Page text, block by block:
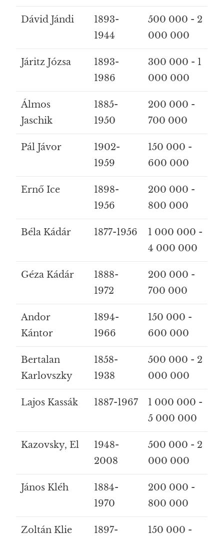
Dávid Jándi
1893-
1944
500 000 - 2
000 000
Járitz Józsa
1893-
1986
300 000 - 1
000 000
Álmos
Jaschik
1885-
1950
200 000 -
700 000
Pál Jávor
1902-
1959
150 000 -
600 000
Ernő Ice
1898-
1956
200 000 -
800 000
Béla Kádár 1877-1956
1 000 000 -
4 000 000
Géza Kádár
1888-
1972
200 000 -
700 000
Andor
Kántor
1894-
1966
150 000 -
600 000
Bertalan
Karlovszky
1858-
1938
500 000 - 2
000 000
Lajos Kassák 1887-1967
1 000 000 -
5 000 000
Kazovsky, El
1948-
2008
500 000 - 2
000 000
János Kléh
1884-
1970
200 000 -
800 000
Zoltán Klie
1897-
150 000 -